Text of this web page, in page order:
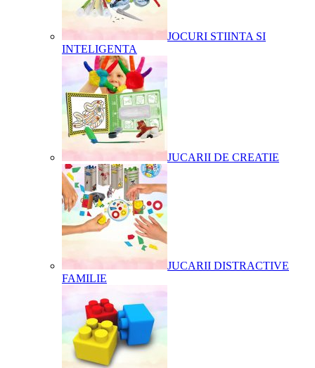
JOCURI STIINTA SI
INTELIGENTA
JUCARII DE CREATIE
JUCARII DISTRACTIVE
FAMILIE